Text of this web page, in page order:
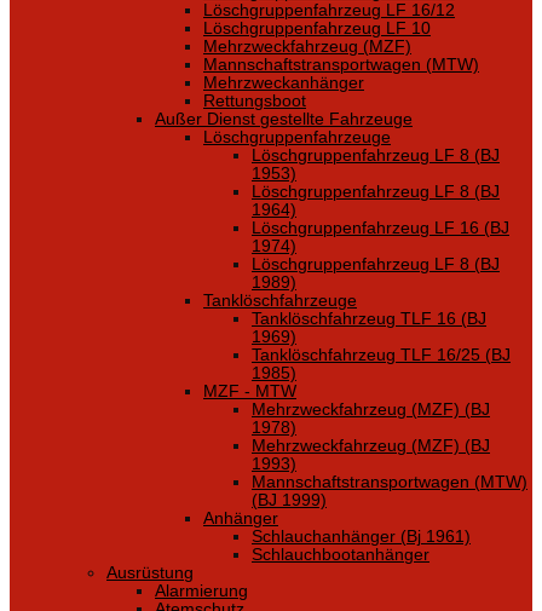
Löschgruppenfahrzeug LF 16/12
Löschgruppenfahrzeug LF 10
Mehrzweckfahrzeug (MZF)
Mannschaftstransportwagen (MTW)
Mehrzweckanhänger
Rettungsboot
Außer Dienst gestellte Fahrzeuge
Löschgruppenfahrzeuge
Löschgruppenfahrzeug LF 8 (BJ
1953)
Löschgruppenfahrzeug LF 8 (BJ
1964)
Löschgruppenfahrzeug LF 16 (BJ
1974)
Löschgruppenfahrzeug LF 8 (BJ
1989)
Tanklöschfahrzeuge
Tanklöschfahrzeug TLF 16 (BJ
1969)
Tanklöschfahrzeug TLF 16/25 (BJ
1985)
MZF - MTW
Mehrzweckfahrzeug (MZF) (BJ
1978)
Mehrzweckfahrzeug (MZF) (BJ
1993)
Mannschaftstransportwagen (MTW)
(BJ 1999)
Anhänger
Schlauchanhänger (Bj 1961)
Schlauchbootanhänger
Ausrüstung
Alarmierung